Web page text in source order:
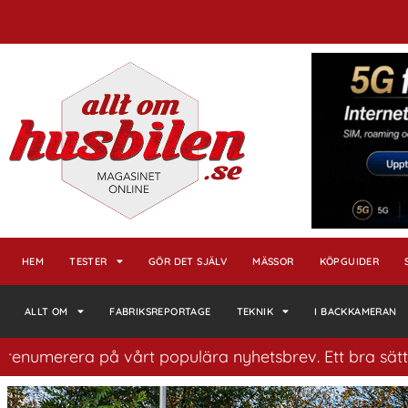
HEM TESTER GÖR DET SJÄLV MÄSSOR KÖPGUIDER
ALLT OM FABRIKSREPORTAGE TEKNIK I BACKKAMERAN
vårt populära nyhetsbrev. Ett bra sätt att ha koll på